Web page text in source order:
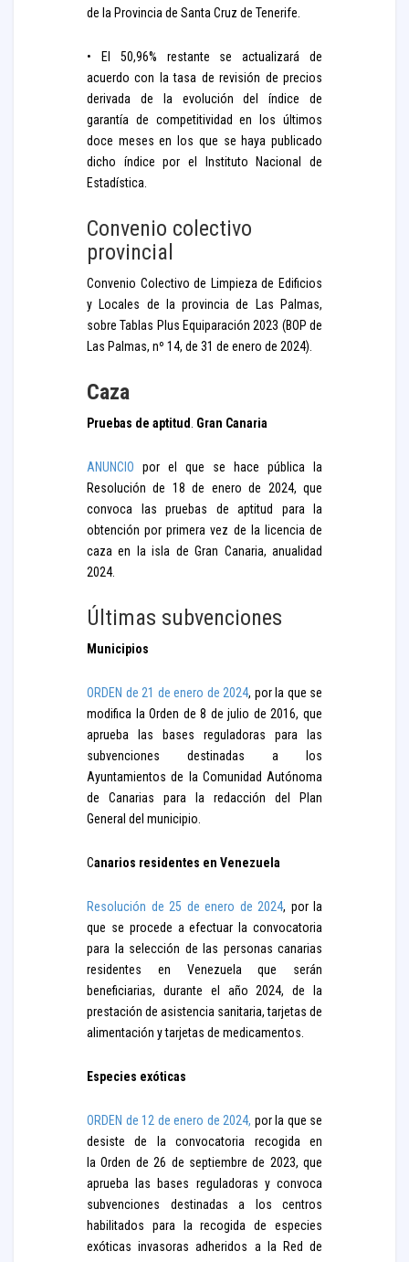
de la Provincia de Santa Cruz de Tenerife.
• El 50,96% restante se actualizará de
acuerdo con la tasa de revisión de precios
derivada de la evolución del índice de
garantía de competitividad en los últimos
doce meses en los que se haya publicado
dicho índice por el Instituto Nacional de
Estadística.
Convenio colectivo
provincial
Convenio Colectivo de Limpieza de Edificios
y Locales de la provincia de Las Palmas,
sobre Tablas Plus Equiparación 2023 (BOP de
Las Palmas, nº 14, de 31 de enero de 2024).
Caza
Pruebas de aptitud Gran Canaria
ANUNCIO por el que se hace pública la
Resolución de 18 de enero de 2024, que
convoca las pruebas de aptitud para la
obtención por primera vez de la licencia de
caza en la isla de Gran Canaria, anualidad
2024.
Últimas subvenciones
Municipios
ORDEN de 21 de enero de 2024, por la que se
modifica la Orden de 8 de julio de 2016, que
aprueba las bases reguladoras para las
subvenciones destinadas a los
Ayuntamientos de la Comunidad Autónoma
de Canarias para la redacción del Plan
General del municipio.
Canarios residentes en Venezuela
Resolución de 25 de enero de 2024, por la
que se procede a efectuar la convocatoria
para la selección de las personas canarias
residentes en Venezuela que serán
beneficiarias, durante el año 2024, de la
prestación de asistencia sanitaria, tarjetas de
alimentación y tarjetas de medicamentos.
Especies exóticas
ORDEN de 12 de enero de 2024, por la que se
desiste de la convocatoria recogida en
la Orden de 26 de septiembre de 2023, que
aprueba las bases reguladoras y convoca
subvenciones destinadas a los centros
habilitados para la recogida de especies
exóticas invasoras adheridos a la Red de